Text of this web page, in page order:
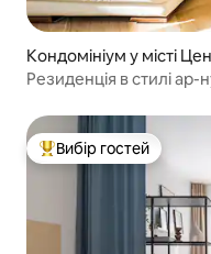
Кондомініум у місті
Резиденція в стилі ар-
Топ вибір гостей
Вибір гостей